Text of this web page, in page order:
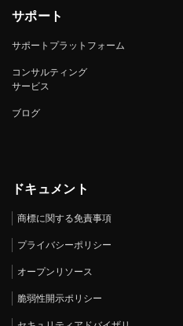
サポート
サポートプラットフォーム
コンサルティング
サービス
ブログ
ドキュメント
商標に関する免責事項
プライバシーポリシー
オープンリソース
脆弱性開示ポリシー